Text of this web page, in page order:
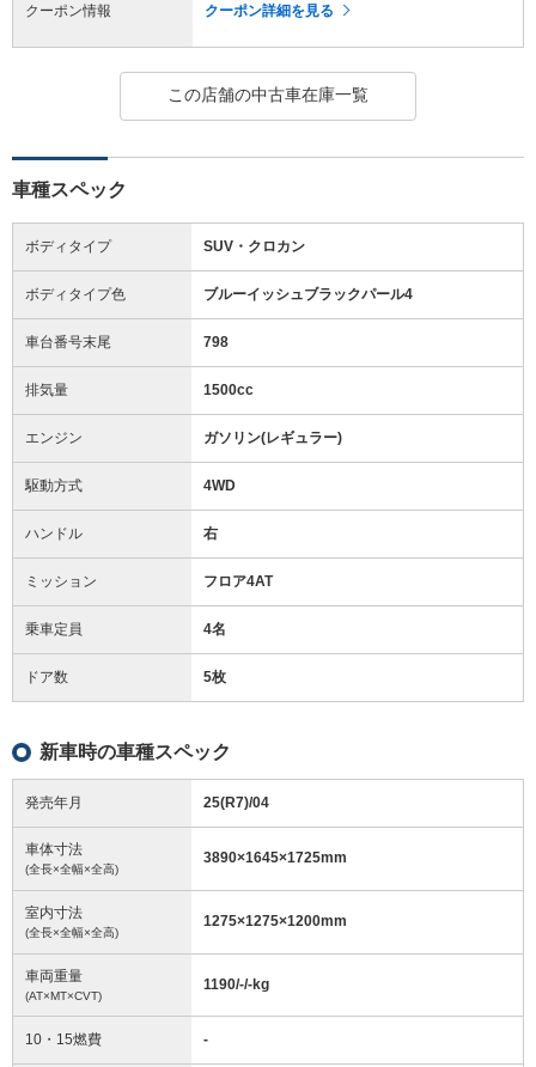
クーポン情報 クーポン詳細を見る
この店舗の中古車在庫一覧
車種スペック
ボディタイプ SUV・クロカン
ボディタイプ色 ブルーイッシュブラックパール4
車台番号末尾 798
排気量 1500cc
エンジン ガソリン(レギュラー)
駆動方式 4WD
ハンドル 右
ミッション フロア4AT
乗車定員 4名
ドア数 5枚
新車時の車種スペック
発売年月 25(R7)/04
車体寸法
(全長×全幅×全高)
3890×1645×1725mm
室内寸法
(全長×全幅×全高)
1275×1275×1200mm
車両重量
(AT×MT×CVT)
1190/-/-kg
10・15燃費 -